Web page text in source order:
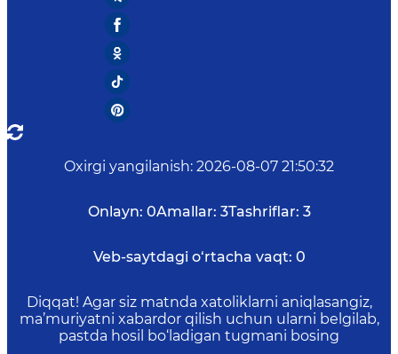
Oxirgi yangilanish: 2026-08-07 21:50:32
Onlayn: 0Amallar: 3Tashriflar: 3
Veb-saytdagi o‘rtacha vaqt: 0
Diqqat! Agar siz matnda xatoliklarni aniqlasangiz,
ma’muriyatni xabardor qilish uchun ularni belgilab,
pastda hosil bo‘ladigan tugmani bosing